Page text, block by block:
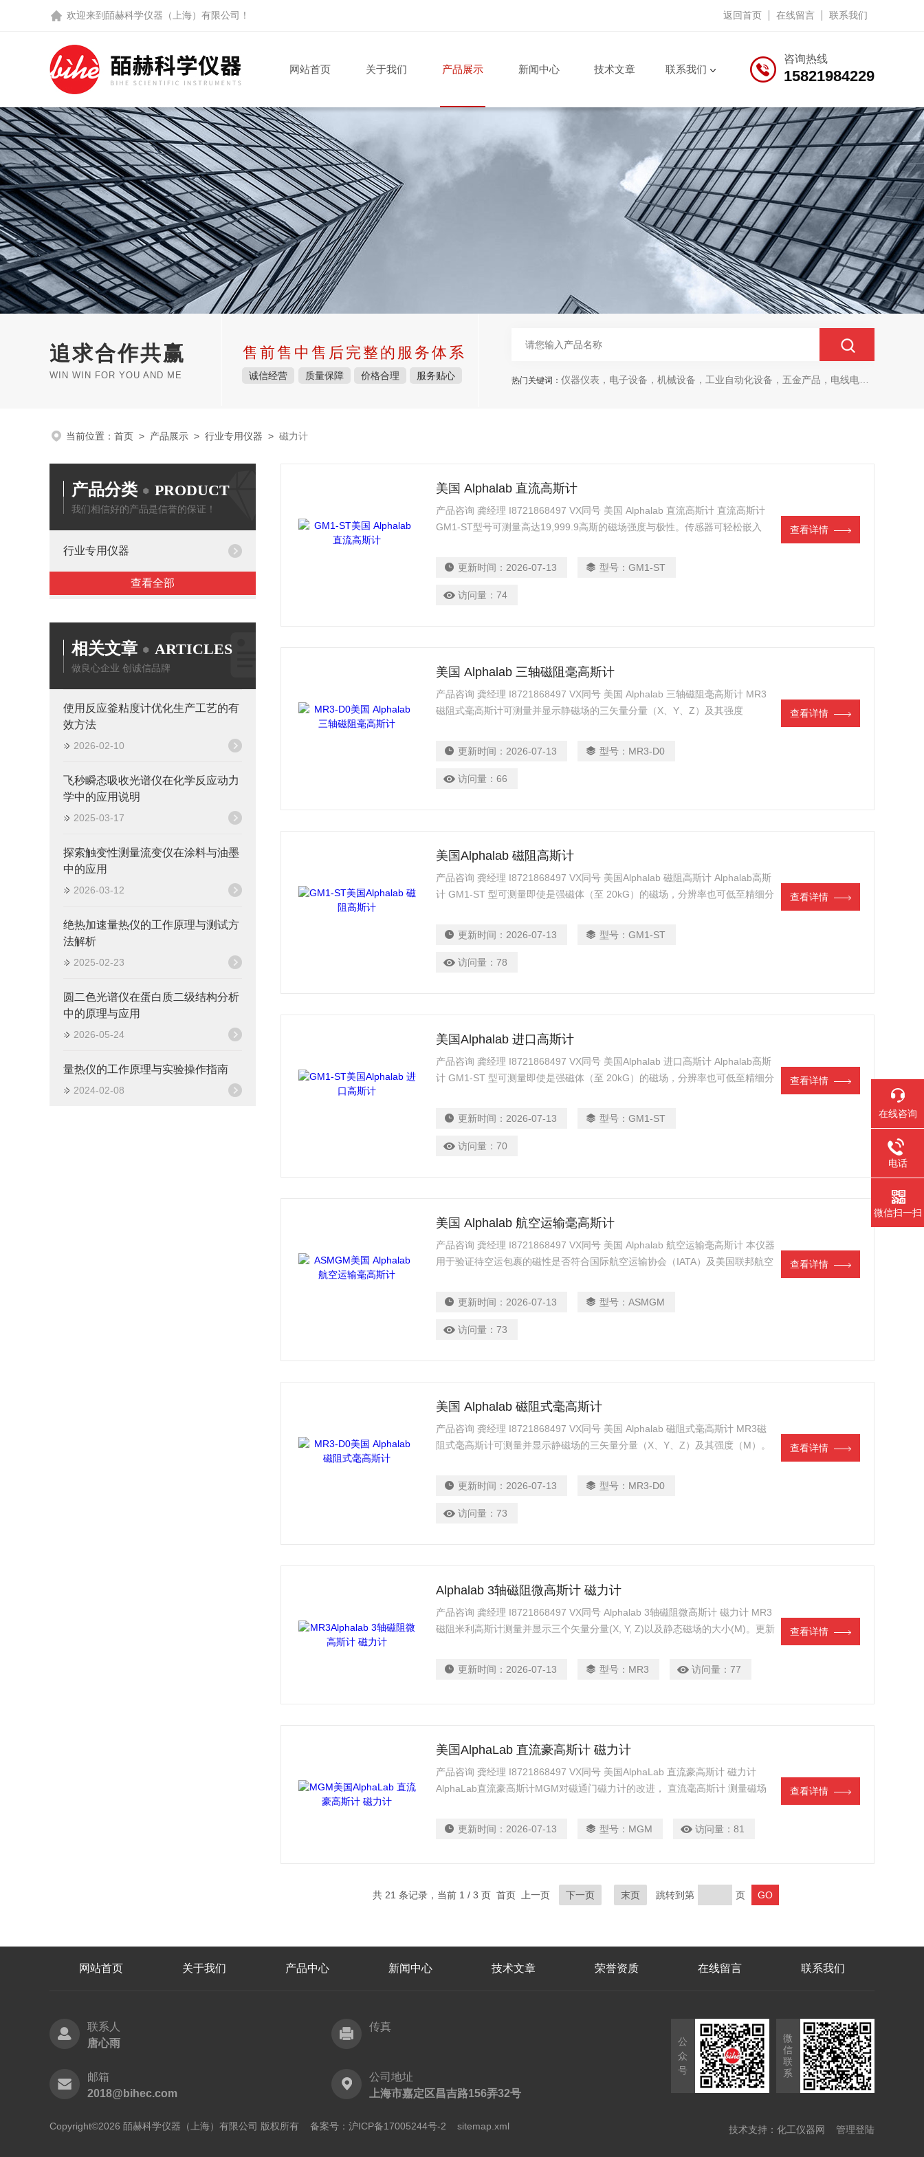
欢迎来到 皕赫科学仪器（上海）有限公司 ！ 返回首页 在线留言 联系我们
咨询热线
15821984229
网站首页 关于我们 产品展示 新闻中心 技术文章 联系我们
追求合作共赢
WIN WIN FOR YOU AND ME
售前售中售后完整的服务体系
诚信经营 质量保障 价格合理 服务贴心 热门关键词： 仪器仪表，电子设备，机械设备，工业自动化设备，五金产品，电线电缆，金属材料，电子
当前位置： 首页 > 产品展示 > 行业专用仪器 > 磁力计
产品分类 PRODUCT
我们相信好的产品是信誉的保证！
行业专用仪器
查看全部
相关文章 ARTICLES
做良心企业 创诚信品牌
使用反应釜粘度计优化生产工艺的有
效方法
2026-02-10
飞秒瞬态吸收光谱仪在化学反应动力
学中的应用说明
2025-03-17
探索触变性测量流变仪在涂料与油墨
中的应用
2026-03-12
绝热加速量热仪的工作原理与测试方
法解析
2025-02-23
圆二色光谱仪在蛋白质二级结构分析
中的原理与应用
2026-05-24
量热仪的工作原理与实验操作指南
2024-02-08
美国 Alphalab 直流高斯计
产品咨询 龚经理 I8721868497 VX同号 美国 Alphalab 直流高斯计 直流高斯计
GM1-ST型号可测量高达19,999.9高斯的磁场强度与极性。传感器可轻松嵌入
更新时间： 2026-07-13 型号：GM1-ST
访问量：74
查看详情
美国 Alphalab 三轴磁阻毫高斯计
产品咨询 龚经理 I8721868497 VX同号 美国 Alphalab 三轴磁阻毫高斯计 MR3
磁阻式毫高斯计可测量并显示静磁场的三矢量分量（X、Y、Z）及其强度
更新时间： 2026-07-13 型号： MR3-D0
访问量：66
查看详情
美国Alphalab 磁阻高斯计
产品咨询 龚经理 I8721868497 VX同号 美国Alphalab 磁阻高斯计 Alphalab高斯
计 GM1-ST 型可测量即使是强磁体（至 20kG）的磁场，分辨率也可低至精细分
更新时间： 2026-07-13 型号：GM1-ST
访问量：78
查看详情
美国Alphalab 进口高斯计
产品咨询 龚经理 I8721868497 VX同号 美国Alphalab 进口高斯计 Alphalab高斯
计 GM1-ST 型可测量即使是强磁体（至 20kG）的磁场，分辨率也可低至精细分
更新时间： 2026-07-13 型号：GM1-ST
访问量：70
查看详情
美国 Alphalab 航空运输毫高斯计
产品咨询 龚经理 I8721868497 VX同号 美国 Alphalab 航空运输毫高斯计 本仪器
用于验证待空运包裹的磁性是否符合国际航空运输协会（IATA）及美国联邦航空
更新时间： 2026-07-13 型号：ASMGM
访问量：73
查看详情
美国 Alphalab 磁阻式毫高斯计
产品咨询 龚经理 I8721868497 VX同号 美国 Alphalab 磁阻式毫高斯计 MR3磁
阻式毫高斯计可测量并显示静磁场的三矢量分量（X、Y、Z）及其强度（M）。
更新时间： 2026-07-13 型号： MR3-D0
访问量：73
查看详情
Alphalab 3轴磁阻微高斯计 磁力计
产品咨询 龚经理 I8721868497 VX同号 Alphalab 3轴磁阻微高斯计 磁力计 MR3
磁阻米利高斯计测量并显示三个矢量分量(X, Y, Z)以及静态磁场的大小(M)。更新
更新时间： 2026-07-13 型号： MR3 访问量：77
查看详情
美国AlphaLab 直流豪高斯计 磁力计
产品咨询 龚经理 I8721868497 VX同号 美国AlphaLab 直流豪高斯计 磁力计
AlphaLab直流豪高斯计MGM对磁通门磁力计的改进， 直流毫高斯计 测量磁场
更新时间： 2026-07-13 型号： MGM 访问量：81
查看详情
共 21 条记录，当前 1 / 3 页 首页 上一页 下一页 末页 跳转到第 页
网站首页 关于我们 产品中心 新闻中心 技术文章 荣誉资质 在线留言 联系我们
联系人
唐心雨
传真
邮箱
2018@bihec.com
公司地址
上海市嘉定区昌吉路156弄32号
公
众
号
微
信
联
系
Copyright©2026 皕赫科学仪器（上海）有限公司 版权所有 备案号：沪ICP备17005244号-2 sitemap.xml 技术支持： 化工仪器网 管理登陆
在线咨询
电话
微信扫一扫